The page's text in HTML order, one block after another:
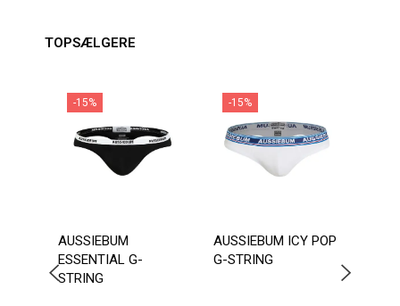
TOPSÆLGERE
-15%
AUSSIEBUM
ESSENTIAL G-
STRING
-15%
AUSSIEBUM ICY POP
G-STRING